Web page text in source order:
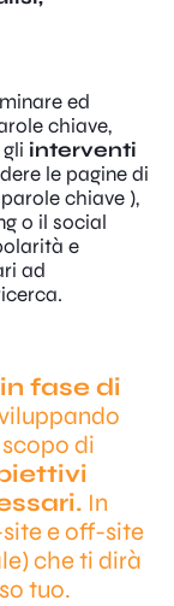
ed
chiave,
interventi
le pagine di
chiave ),
o il social
e
ad
fase di
di
In
e off-site
che ti dirà
tuo.